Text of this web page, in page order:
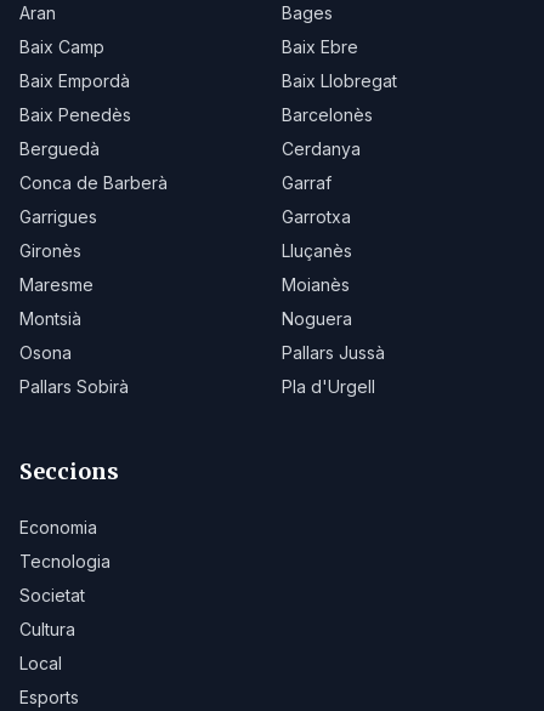
Aran
Bages
Baix Camp
Baix Ebre
Baix Empordà
Baix Llobregat
Baix Penedès
Barcelonès
Berguedà
Cerdanya
Conca de Barberà
Garraf
Garrigues
Garrotxa
Gironès
Lluçanès
Maresme
Moianès
Montsià
Noguera
Osona
Pallars Jussà
Pallars Sobirà
Pla d'Urgell
Seccions
Economia
Tecnologia
Societat
Cultura
Local
Esports